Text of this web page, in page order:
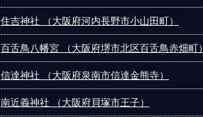
住吉神社 （大阪府河内長野市小山田町）
百舌鳥八幡宮 （大阪府堺市北区百舌鳥赤畑町）
信達神社 （大阪府泉南市信達金熊寺）
南近義神社 （大阪府貝塚市王子）